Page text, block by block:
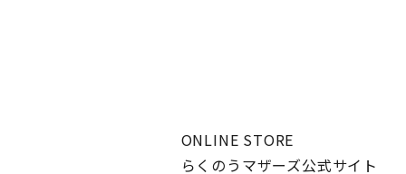
ONLINE STORE
らくのうマザーズ公式サイト